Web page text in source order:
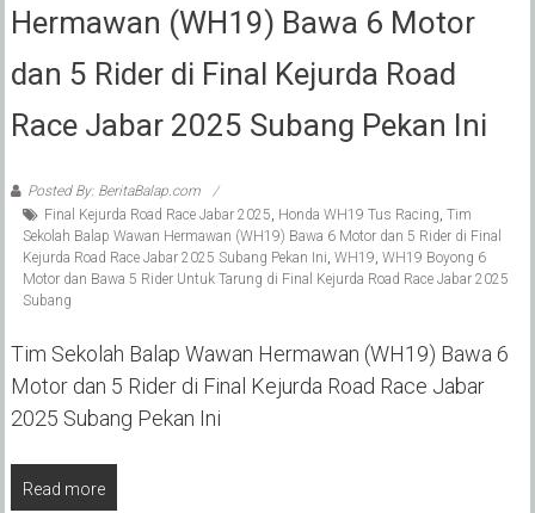
Hermawan (WH19) Bawa 6 Motor
dan 5 Rider di Final Kejurda Road
Race Jabar 2025 Subang Pekan Ini
Posted By: BeritaBalap.com
Final Kejurda Road Race Jabar 2025, Honda WH19 Tus Racing, Tim
Sekolah Balap Wawan Hermawan (WH19) Bawa 6 Motor dan 5 Rider di Final
Kejurda Road Race Jabar 2025 Subang Pekan Ini, WH19, WH19 Boyong 6
Motor dan Bawa 5 Rider Untuk Tarung di Final Kejurda Road Race Jabar 2025
Subang
Tim Sekolah Balap Wawan Hermawan (WH19) Bawa 6
Motor dan 5 Rider di Final Kejurda Road Race Jabar
2025 Subang Pekan Ini
Read more